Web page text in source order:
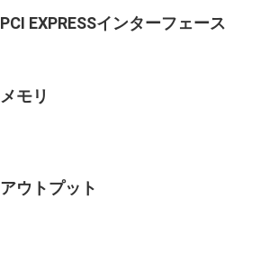
PCI EXPRESSインターフェース
メモリ
アウトプット